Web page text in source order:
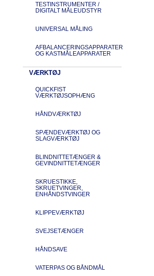
TESTINSTRUMENTER /
DIGITALT MÅLEUDSTYR
UNIVERSAL MÅLING
AFBALANCERINGSAPPARATER
OG KASTMÅLEAPPARATER
VÆRKTØJ
QUICKFIST
VÆRKTØJSOPHÆNG
HÅNDVÆRKTØJ
SPÆNDEVÆRKTØJ OG
SLAGVÆRKTØJ
BLINDNITTETÆNGER &
GEVINDNITTETÆNGER
SKRUESTIKKE,
SKRUETVINGER,
ENHÅNDSTVINGER
KLIPPEVÆRKTØJ
SVEJSETÆNGER
HÅNDSAVE
VATERPAS OG BÅNDMÅL